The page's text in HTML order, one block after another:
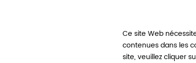
Ce site Web
contenues dans les
site, veuillez cliquer